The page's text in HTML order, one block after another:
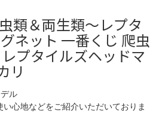
類＆両生類〜レプタ
ネット 一番くじ 爬虫
プタイルズヘッドマ
リ
ル
心地などをご紹介いただいておりま